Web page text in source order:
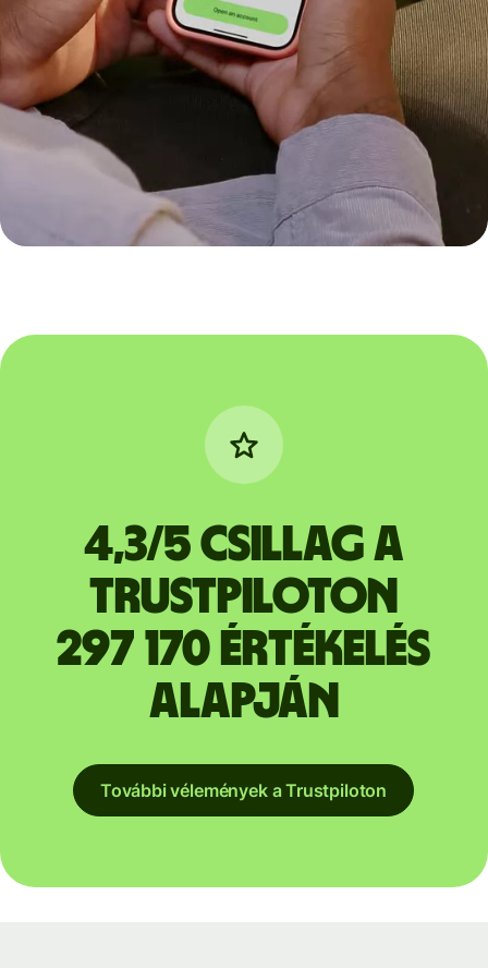
4,3/5 csillag a
Trustpiloton
297 170 értékelés
alapján
További vélemények a Trustpiloton